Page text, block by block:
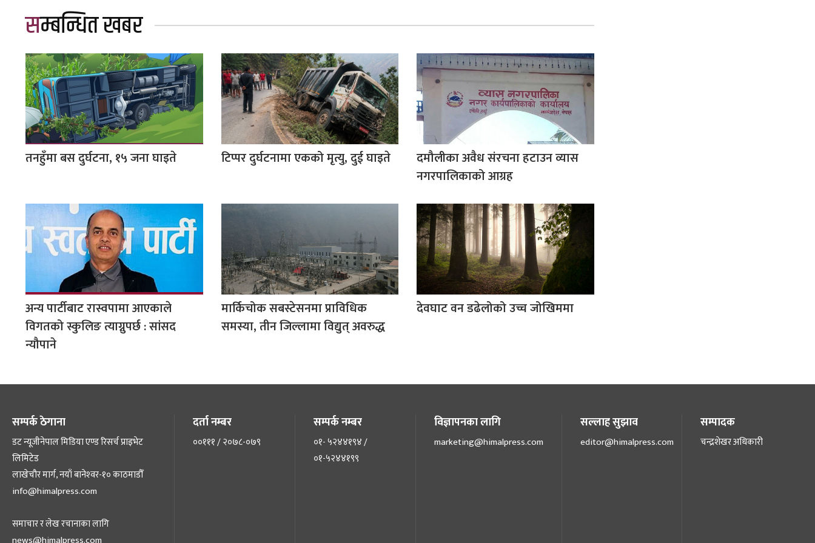
सम्बन्धित खबर
तनहुँमा बस दुर्घटना, १५ जना घाइते टिप्पर दुर्घटनामा एकको मृत्यु, दुई घाइते
दमौलीका अवैध संरचना हटाउन व्यास
नगरपालिकाको आग्रह
अन्य पार्टीबाट रास्वपामा आएकाले
विगतको स्कुलिङ त्याग्नुपर्छ : सांसद
न्यौपाने
मार्किचोक सबस्टेसनमा प्राविधिक
समस्या, तीन जिल्लामा विद्युत् अवरुद्ध
देवघाट वन डढेलोको उच्च जोखिममा
सम्पर्क ठेगाना
डट न्यूजीनेपाल मिडिया एण्ड रिसर्च प्राइभेट
लिमिटेड
लाखेचौर मार्ग, नयाँ बानेश्‍वर-१० काठमाडौँ
info@himalpress.com
समाचार र लेख रचानाका लागि
दर्ता नम्बर
००१११ / २०७८-०७९
सम्पर्क नम्बर
०१- ५२४४१९४ /
०१-५२४४१९९
विज्ञापनका लागि
marketing@himalpress.com
सल्लाह सुझाव
editor@himalpress.com
सम्पादक
चन्द्रशेखर अधिकारी